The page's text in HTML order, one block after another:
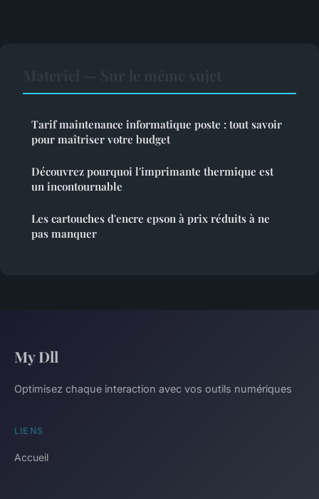
Tarif maintenance informatique poste : tout savoir
pour maîtriser votre budget
Découvrez pourquoi l'imprimante thermique est
un incontournable
Les cartouches d'encre epson à prix réduits à ne
pas manquer
My Dll
Optimisez chaque interaction avec vos outils numériques
LIENS
Accueil